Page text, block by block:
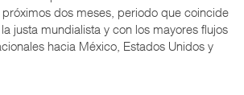
dos meses, periodo que coincide
justa mundialista y con los mayores flujos
hacia México, Estados Unidos y